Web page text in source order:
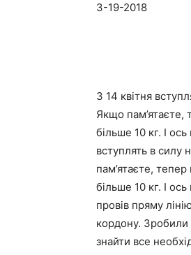
3-19-2018
З 14 квітня
Якщо пам’ятаєте,
більше 10 кг. І
вступлять в силу
пам’ятаєте,
більше 10 кг. І
провів пряму
кордону. Зробили
знайти все